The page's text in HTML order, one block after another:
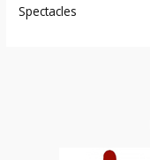
Spectacles